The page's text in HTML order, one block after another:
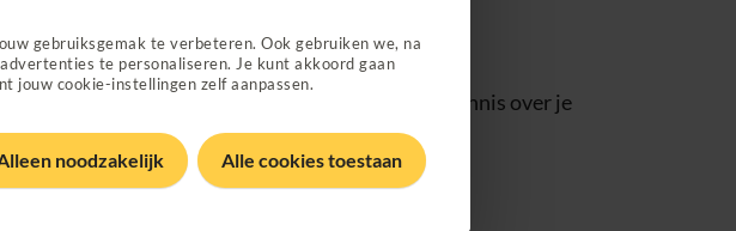
gebruiksgemak te verbeteren. Ook gebruiken we, na
te personaliseren. Je kunt akkoord gaan
jouw cookie-instellingen zelf aanpassen.
noodzakelijk Alle cookies toestaan
bij je in de buurt.
ergotherapeut. Deze heeft meer kennis over je
.